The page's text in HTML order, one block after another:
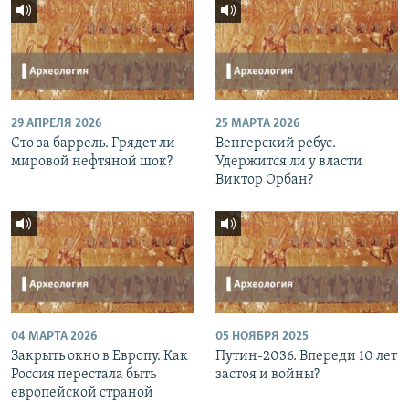
29 АПРЕЛЯ 2026
Сто за баррель. Грядет ли
мировой нефтяной шок?
25 МАРТА 2026
Венгерский ребус.
Удержится ли у власти
Виктор Орбан?
04 МАРТА 2026
Закрыть окно в Европу. Как
Россия перестала быть
европейской страной
05 НОЯБРЯ 2025
Путин-2036. Впереди 10 лет
застоя и войны?